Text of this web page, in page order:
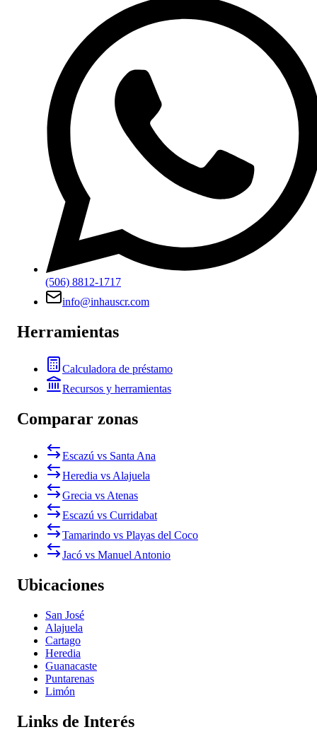
(506) 8812-1717
info@inhauscr.com
Herramientas
Calculadora de préstamo
Recursos y herramientas
Comparar zonas
Escazú vs Santa Ana
Heredia vs Alajuela
Grecia vs Atenas
Escazú vs Curridabat
Tamarindo vs Playas del Coco
Jacó vs Manuel Antonio
Ubicaciones
San José
Alajuela
Cartago
Heredia
Guanacaste
Puntarenas
Limón
Links de Interés